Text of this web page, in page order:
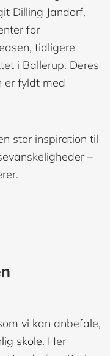
Dilling Jandorf,
for
tidligere
i Ballerup. Deres
er fyldt med
stor inspiration til
–
vi kan anbefale,
skole. Her